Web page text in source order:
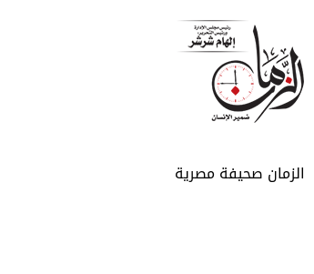
الزمان صحيفة مصرية